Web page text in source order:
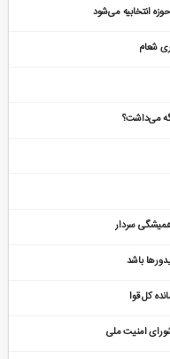
شعام
می‌داشت؟
همیشگی سردار
باشد
کل قوا
امنیت ملی